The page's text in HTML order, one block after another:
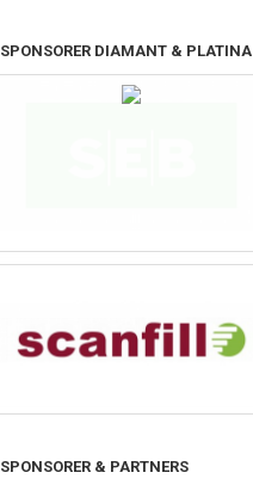
SPONSORER DIAMANT & PLATINA
SPONSORER & PARTNERS